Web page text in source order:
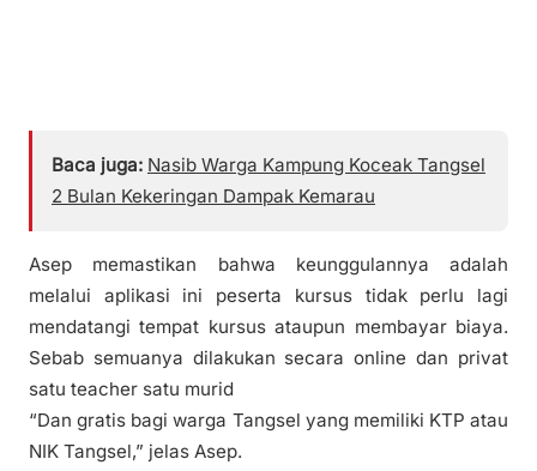
Baca juga: Nasib Warga Kampung Koceak Tangsel
2 Bulan Kekeringan Dampak Kemarau
Asep memastikan bahwa keunggulannya adalah
melalui aplikasi ini peserta kursus tidak perlu lagi
mendatangi tempat kursus ataupun membayar biaya.
Sebab semuanya dilakukan secara online dan privat
satu teacher satu murid
“Dan gratis bagi warga Tangsel yang memiliki KTP atau
NIK Tangsel,” jelas Asep.